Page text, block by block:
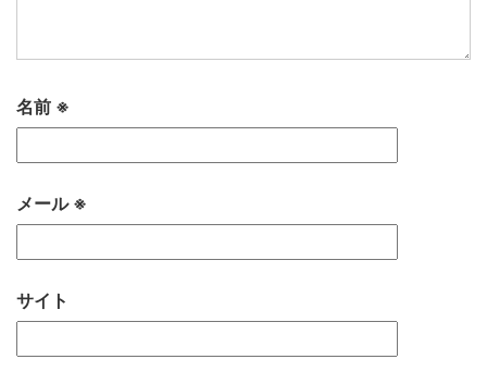
名前 ※
メール ※
サイト